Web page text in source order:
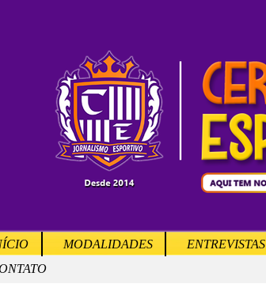
MODALIDADES ENTREVISTAS